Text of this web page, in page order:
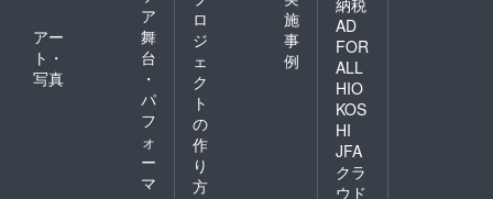
ア
アー
ト・
写真
舞
台
・
パ
フ
ォ
ー
マ
ロ
ジ
ェ
ク
ト
の
作
り
方
施
事
例
AD
FOR
ALL
HIO
KOS
HI
JFA
クラ
ウド